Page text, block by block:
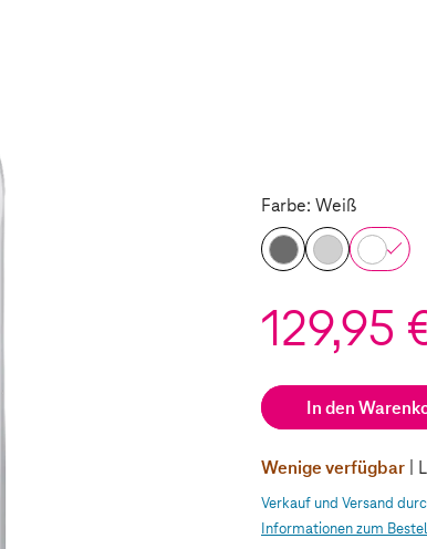
Farbe: Weiß
129,95
In den
Wenige verfügbar |
Verkauf und Versand
Informationen zum